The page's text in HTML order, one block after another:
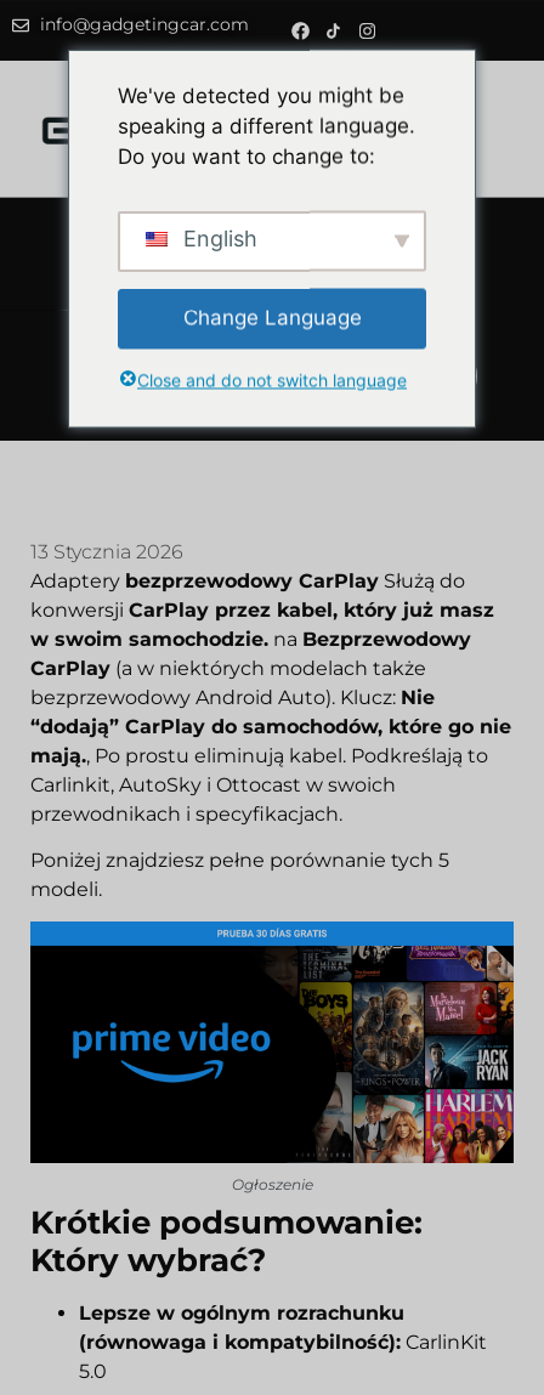
info@gadgetingcar.com
5 najlepszych
bezprzewodowych
adapterów CarPlay
(porównanie z 2026 r.)
13 Stycznia 2026
Adaptery bezprzewodowy CarPlay Służą do
konwersji CarPlay przez kabel, który już masz
w swoim samochodzie. na Bezprzewodowy
CarPlay (a w niektórych modelach także
bezprzewodowy Android Auto). Klucz: Nie
“dodają” CarPlay do samochodów, które go nie
mają., Po prostu eliminują kabel. Podkreślają to
Carlinkit, AutoSky i Ottocast w swoich
przewodnikach i specyfikacjach.
Poniżej znajdziesz pełne porównanie tych 5
modeli.
Ogłoszenie
Krótkie podsumowanie:
Który wybrać?
Lepsze w ogólnym rozrachunku
(równowaga i kompatybilność): CarlinKit
5.0
We've detected you might be
speaking a different language.
Do you want to change to:
English
Change Language
Close and do not switch language